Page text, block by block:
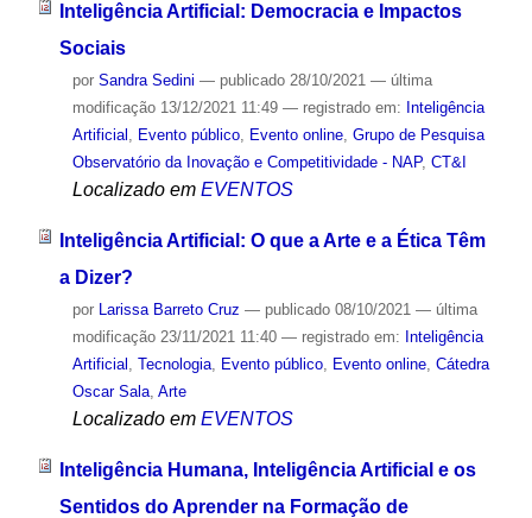
Inteligência Artificial: Democracia e Impactos
Sociais
por Sandra Sedini — publicado28/10/2021 — última
modificação13/12/2021 11:49 — registrado em: Inteligência
Artificial , Evento público, Evento online, Grupo de Pesquisa
Observatório da Inovação e Competitividade - NAP, CT&I
Localizado em EVENTOS
Inteligência Artificial: O que a Arte e a Ética Têm
a Dizer?
por Larissa Barreto Cruz — publicado08/10/2021 — última
modificação23/11/2021 11:40 — registrado em: Inteligência
Artificial , Tecnologia, Evento público, Evento online, Cátedra
Oscar Sala, Arte
Localizado em EVENTOS
Inteligência Humana, Inteligência Artificial e os
Sentidos do Aprender na Formação de